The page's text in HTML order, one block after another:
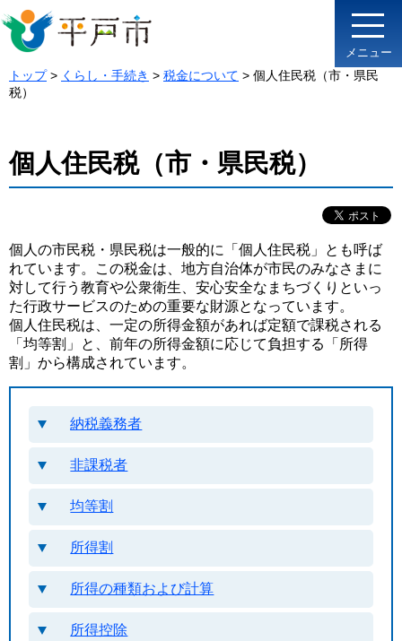
メニュー
トップ> くらし・手続き > 税金について > 個人住民税（市・県民
税）
個人住民税（市・県民税）
個人の市民税・県民税は一般的に「個人住民税」とも呼ば
れています。この税金は、地方自治体が市民のみなさまに
対して行う教育や公衆衛生、安心安全なまちづくりといっ
た行政サービスのための重要な財源となっています。
個人住民税は、一定の所得金額があれば定額で課税される
「均等割」と、前年の所得金額に応じて負担する「所得
割」から構成されています。
納税義務者
非課税者
均等割
所得割
所得の種類および計算
所得控除